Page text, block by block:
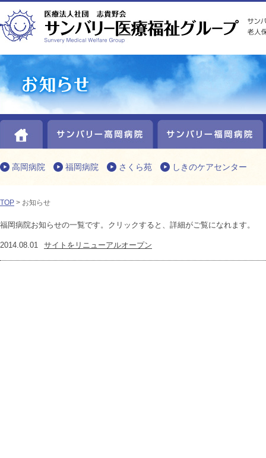
HOME サンバリー高岡病院
高岡病院 福岡病院 さくら苑 しきのケアセンター
TOP > お知らせ
福岡病院お知らせの一覧です。クリックすると、詳細がご覧になれます。
2014.08.01 サイトをリニューアルオープン